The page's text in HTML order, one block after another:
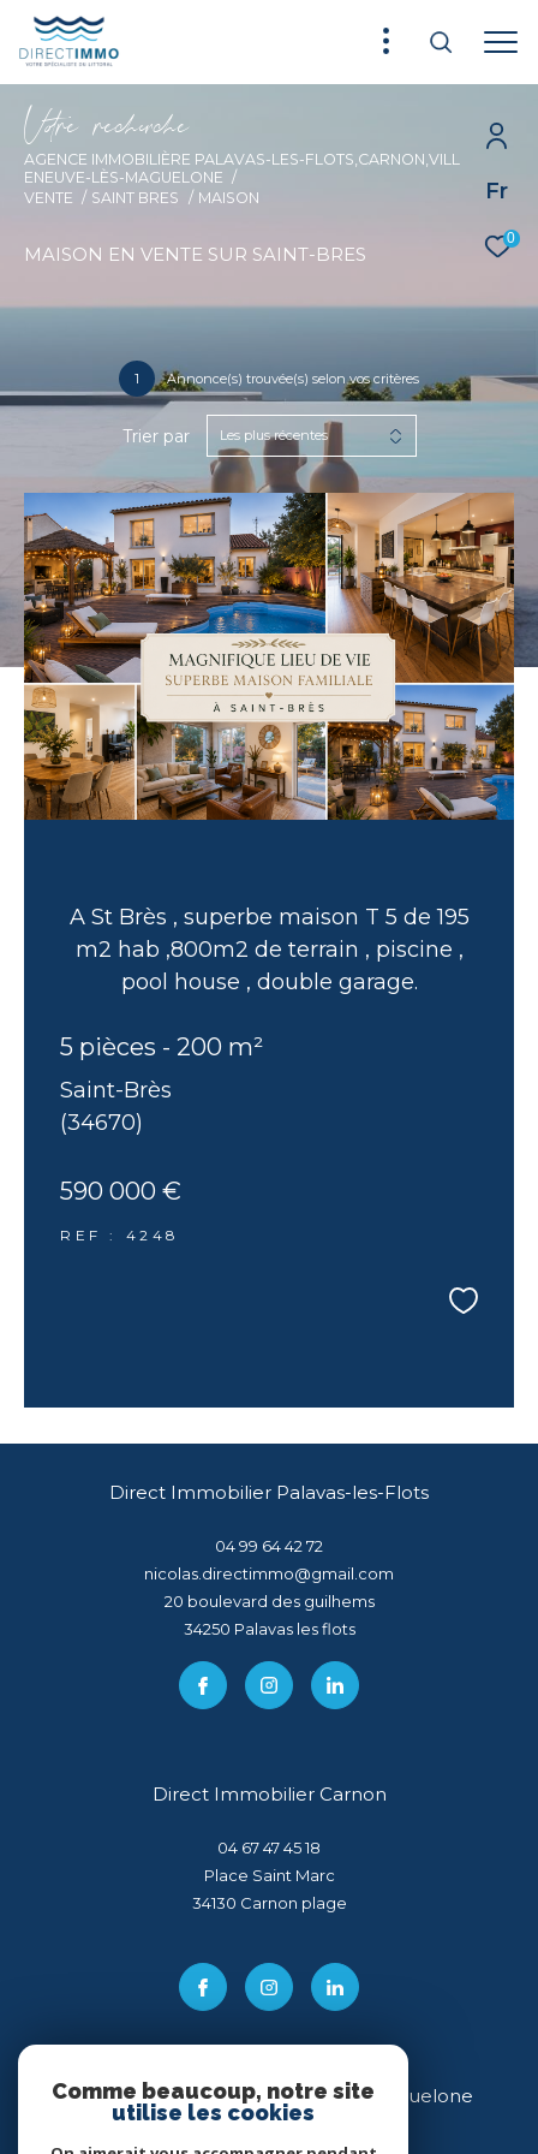
Fr
0
Vore recece
AGENCE IMMOBILIÈRE PALAVAS-LES-FLOTS,CARNON,VILL
ENEUVE-LÈS-MAGUELONE
VENTE
SAINT BRES MAISON
MAISON EN VENTE SUR SAINT-BRES
1 Annonce(s) trouvée(s) selon vos critères
Trier par Les plus récentes
A St Brès , superbe maison T 5 de 195
m2 hab ,800m2 de terrain , piscine ,
pool house , double garage.
5 pièces - 200 m²
Saint-Brès
(34670)
590 000 €
REF : 4248
Direct Immobilier Palavas-les-Flots
04 99 64 42 72
nicolas.directimmo@gmail.com
20 boulevard des guilhems
34250
palavas les flots
Direct Immobilier Carnon
04 67 47 45 18
Place Saint Marc
34130
carnon plage
Direct Immobilier Villeneuve-lès-Maguelone
Comme beaucoup, notre site
utilise les cookies